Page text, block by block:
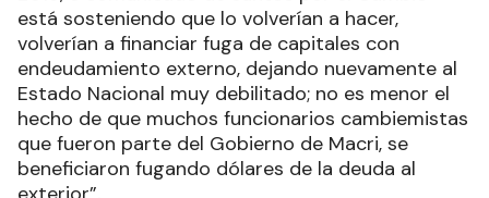
está sosteniendo que lo volverían a hacer,
volverían a financiar fuga de capitales con
endeudamiento externo, dejando nuevamente al
Estado Nacional muy debilitado; no es menor el
hecho de que muchos funcionarios cambiemistas
que fueron parte del Gobierno de Macri, se
beneficiaron fugando dólares de la deuda al